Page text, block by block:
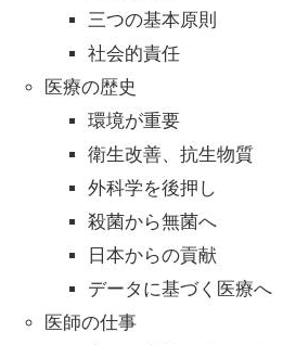
三つの基本原則
社会的責任
医療の歴史
環境が重要
衛生改善、抗生物質
外科学を後押し
殺菌から無菌へ
日本からの貢献
データに基づく医療へ
医師の仕事